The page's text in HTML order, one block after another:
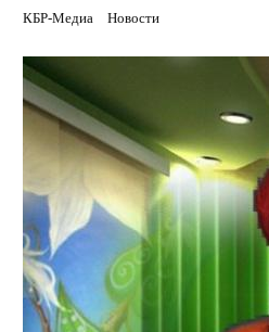
КБР-Медиа Новости